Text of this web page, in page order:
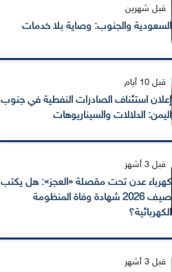
قبل شهرين
السعودية والجنوب: وصاية بلا خدمات
قبل 10 أيام
إعلان استئناف الصادرات النفطية في جنوب
اليمن: الدلالات والسيناريوهات
قبل 3 أشهر
كهرباء عدن تحت مقصلة «العجز»: هل يكتب
صيف 2026 شهادة وفاة المنظومة
الكهربائية؟
قبل 3 أشهر